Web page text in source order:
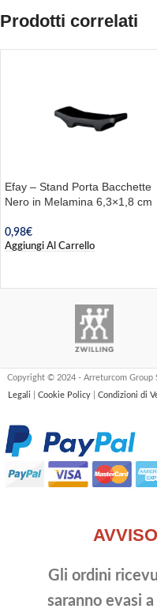
Prodotti correlati
Efay – Stand Porta Bacchette
Nero in Melamina 6,3×1,8 cm
0,98€
Aggiungi Al Carrello
Copyright © 2024 - Arreturcom Group
Legali
Cookie Policy Condizioni di
Gli ordini
saranno evasi